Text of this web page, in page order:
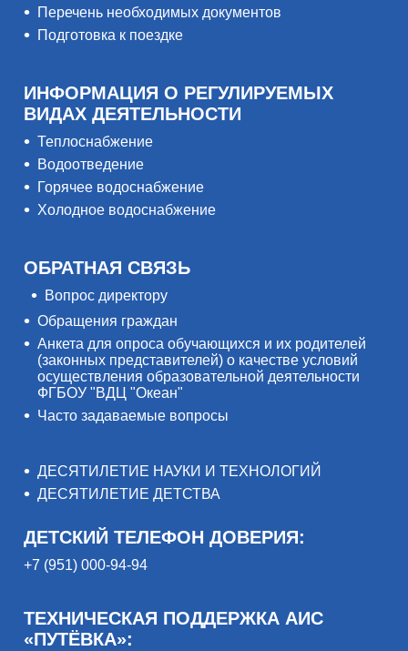
Перечень необходимых документов
Подготовка к поездке
ИНФОРМАЦИЯ О РЕГУЛИРУЕМЫХ
ВИДАХ ДЕЯТЕЛЬНОСТИ
Теплоснабжение
Водоотведение
Горячее водоснабжение
Холодное водоснабжение
ОБРАТНАЯ СВЯЗЬ
Вопрос директору
Обращения граждан
Анкета для опроса обучающихся и их родителей
(законных представителей) о качестве условий
осуществления образовательной деятельности
ФГБОУ "ВДЦ "Океан"
Часто задаваемые вопросы
ДЕСЯТИЛЕТИЕ НАУКИ И ТЕХНОЛОГИЙ
ДЕСЯТИЛЕТИЕ ДЕТСТВА
ДЕТСКИЙ ТЕЛЕФОН ДОВЕРИЯ:
+7 (951) 000-94-94
ТЕХНИЧЕСКАЯ ПОДДЕРЖКА АИС
«ПУТЁВКА»: